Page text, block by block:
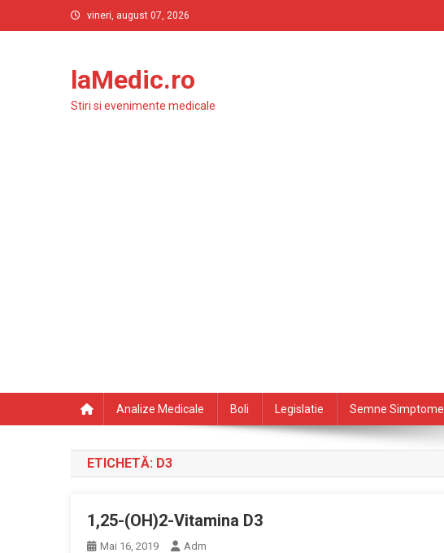
to
vineri, august 07, 2026
laMedic.ro
Stiri si evenimente medicale
Analize Medicale Boli Legislatie Semne Simptome
ETICHETĂ: D3
1,25-(OH)2-Vitamina D3
Mai 16, 2019 Adm